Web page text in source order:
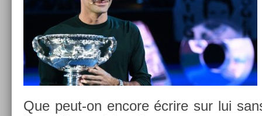
Que peut-on en­core écrire sur lui